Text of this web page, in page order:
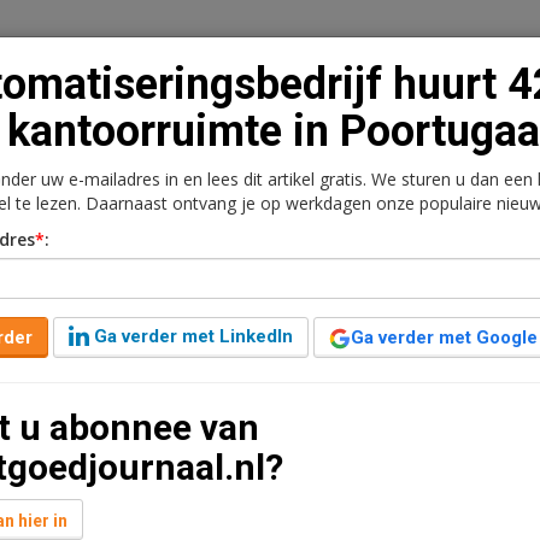
Vacaturebank Contact Abonnementen
huurt 425 m2
aangepast 1 minuut leestijd
gesloten voor circa 425
kantoorgebouw aan de Hofhoek 5 in Poortugaal.
huurt
in Poortugaal
uw e-mailadres in en lees dit artikel gratis. We sturen u dan een
te lezen. Daarnaast ontvang je op werkdagen onze populaire
*:
Ga verder met LinkedIn Ga verder met Google
u abonnee van
hier in